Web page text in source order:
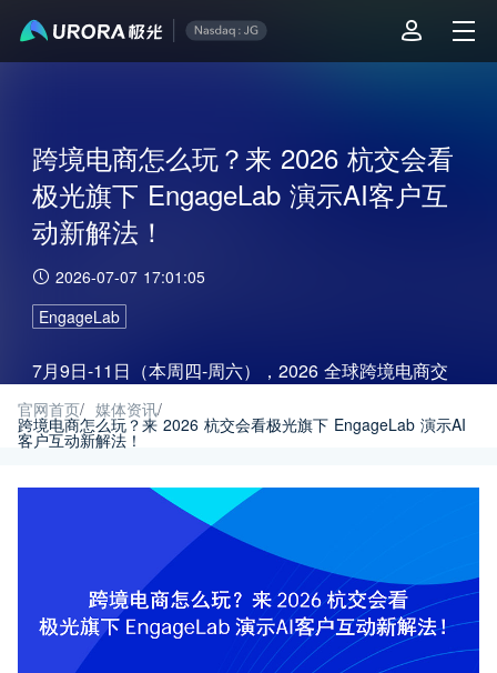
跨境电商怎么玩？来 2026 杭交会看
极光旗下 EngageLab 演示AI客户互
动新解法！
2026-07-07 17:01:05
EngageLab
7月9日-11日（本周四-周六），2026 全球跨境电商交
易博览会（杭交会）即将在杭州大会展中心火热开幕！
EngageLab 将携最新的 AI 原生客户互动解决方案 重磅
官网首页/ 媒体资讯/
跨境电商怎么玩？来 2026 杭交会看极光旗下 EngageLab 演示AI
客户互动新解法！